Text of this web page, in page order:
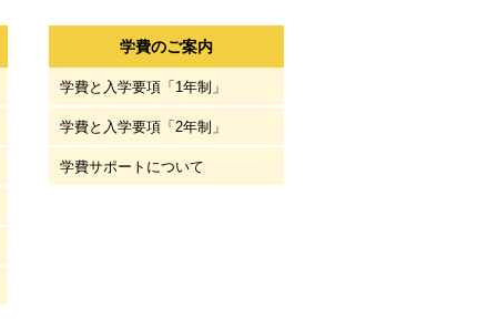
学費のご案内
学費と入学要項「1年制」
学費と入学要項「2年制」
学費サポートについて